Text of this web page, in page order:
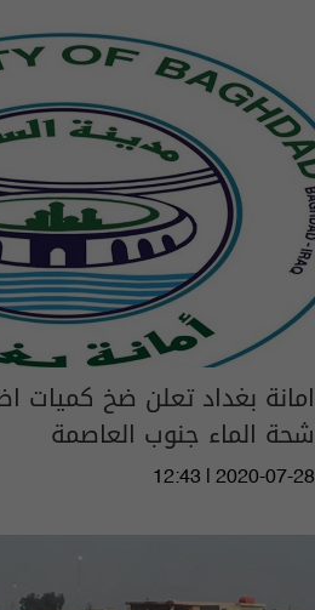
امانة بغداد تعلن ضخ كميات
شحة الماء جنوب العاصمة
12:43 | 2020-07-28